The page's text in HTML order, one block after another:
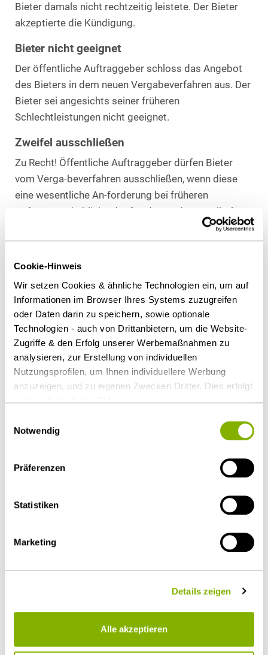
Cookie-Hinweis
Wir setzen Cookies & ähnliche Technologien ein, um auf
Informationen im Browser Ihres Systems zuzugreifen
oder Daten darin zu speichern, sowie optionale
Technologien - auch von Drittanbietern, um die Website-
Zugriffe & den Erfolg unserer Werbemaßnahmen zu
analysieren, zur Erstellung von individuellen
Nutzungsprofilen, um Ihnen individuellere Werbung
anzuzeigen, und zu eigenen Zwecken Dritter. Dies erfolgt
auch außerhalb der EU bei geringerem
Regelungen das Risiko des staatlichen Zugriffs &
auszuschließen ist. Sie können Ihre Einwilligung jederzeit
über dieCookie-Einstellungen
widerrufen oder ändern.
Notwendig
Präferenzen
Statistiken
Marketing
Details zeigen
Alle akzeptieren
Bieter damals nicht rechtzeitig leistete. Der Bieter
akzeptierte die Kündigung.
Bieter nicht geeignet
Der öffentliche Auftraggeber schloss das Angebot
des Bieters in dem neuen Vergabeverfahren aus. Der
Bieter sei angesichts seiner früheren
Schlechtleistungen nicht geeignet.
Zweifel ausschließen
Zu Recht! Öffentliche Auftraggeber dürfen Bieter
vom Verga-beverfahren ausschließen, wenn diese
eine wesentliche An-forderung bei früheren
Aufträgen erheblich oder fortdauernd mangelhaft
erfüllt haben und dies zu einer vorzeitigen Been-
digung geführt hat. Dem OLG Düsseldorf zufolge
darf der öf-fentliche Auftraggeber den Bieter jedoch
früherer Schlechtleistung hat und die vorzeitige
Vertragsbeendigung rechtmäßig war.
Download Volltext
Als PDF herunterladen